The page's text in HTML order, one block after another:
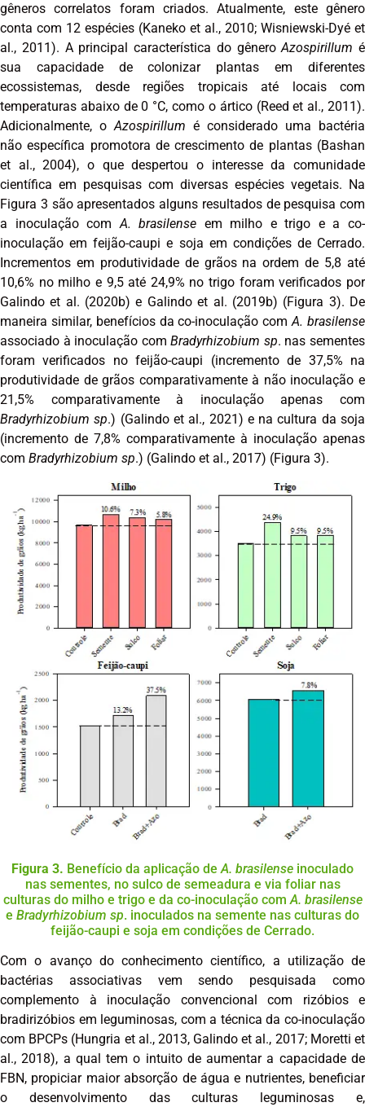
gêneros correlatos foram criados. Atualmente, este gênero
conta com 12 espécies (Kaneko et al., 2010; Wisniewski-Dyé et
al., 2011). A principal característica do gêneroAzospirillum é
sua capacidade de colonizar plantas em diferentes
ecossistemas, desde regiões tropicais até locais com
temperaturas abaixo de 0 °C, como o ártico (Reed et al., 2011).
Adicionalmente, oAzospirillum é considerado uma bactéria
não específica promotora de crescimento de plantas (Bashan
et al., 2004), o que despertou o interesse da comunidade
científica em pesquisas com diversas espécies vegetais. Na
Figura 3 são apresentados alguns resultados de pesquisa com
a inoculação comA. brasilense em milho e trigo e a co-
inoculação em feijão-caupi e soja em condições de Cerrado.
Incrementos em produtividade de grãos na ordem de 5,8 até
10,6% no milho e 9,5 até 24,9% no trigo foram verificados por
Galindo et al. (2020b) e Galindo et al. (2019b) (Figura 3). De
maneira similar, benefícios da co-inoculação comA. brasilense
associado à inoculação comBradyrhizobium sp. nas sementes
foram verificados no feijão-caupi (incremento de 37,5% na
produtividade de grãos comparativamente à não inoculação e
21,5% comparativamente à inoculação apenas com
Bradyrhizobium sp.) (Galindo et al., 2021) e na cultura da soja
(incremento de 7,8% comparativamente à inoculação apenas
com Bradyrhizobium sp.) (Galindo et al., 2017) (Figura 3).
Figura 3. Benefício da aplicação deA. brasilense inoculado
nas sementes, no sulco de semeadura e via foliar nas
culturas do milho e trigo e da co-inoculação comA. brasilense
e Bradyrhizobium sp. inoculados na semente nas culturas do
feijão-caupi e soja em condições de Cerrado.
Com o avanço do conhecimento científico, a utilização de
bactérias associativas vem sendo pesquisada como
complemento à inoculação convencional com rizóbios e
bradirizóbios em leguminosas, com a técnica da co-inoculação
com BPCPs (Hungria et al., 2013, Galindo et al., 2017; Moretti et
al., 2018), a qual tem o intuito de aumentar a capacidade de
FBN, propiciar maior absorção de água e nutrientes, beneficiar
o desenvolvimento das culturas leguminosas e,